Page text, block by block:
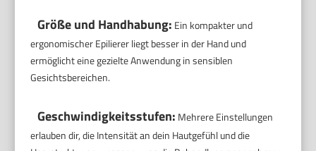
Größe und Handhabung: Ein kompakter und
ergonomischer Epilierer liegt besser in der Hand und
ermöglicht eine gezielte Anwendung in sensiblen
Gesichtsbereichen.
Geschwindigkeitsstufen: Mehrere Einstellungen
erlauben dir, die Intensität an dein Hautgefühl und die